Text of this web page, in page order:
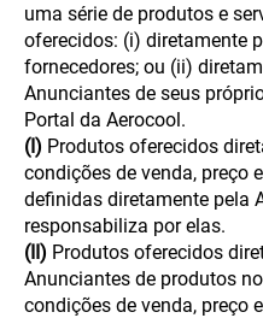
uma série de produtos e
oferecidos: (i) diretamente
fornecedores; ou (ii)
Anunciantes de seus
Portal da Aerocool.
(I) Produtos oferecidos
condições de venda, preço
definidas diretamente pela
responsabiliza por elas.
(II) Produtos oferecidos
Anunciantes de produtos
condições de venda, preço